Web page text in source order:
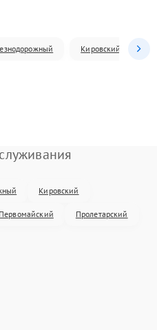
Кировский
Кировский
Первомайский Пролетарский